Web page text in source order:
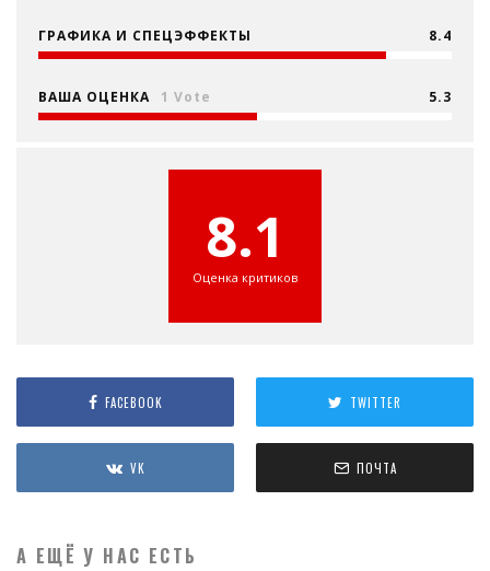
ГРАФИКА И СПЕЦЭФФЕКТЫ 8.4
ВАША ОЦЕНКА 1 Vote 5.3
8.1
Оценка критиков
FACEBOOK TWITTER
VK ПОЧТА
А ЕЩЁ У НАС ЕСТЬ